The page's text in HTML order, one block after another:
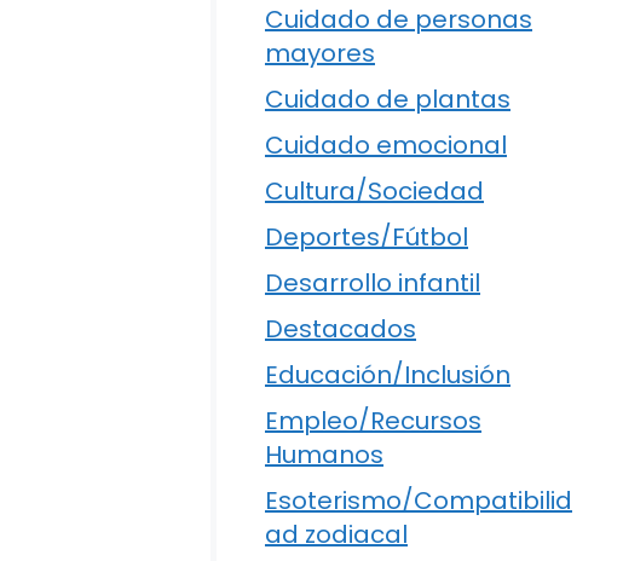
Cuidado de personas
mayores
Cuidado de plantas
Cuidado emocional
Cultura/Sociedad
Deportes/Fútbol
Desarrollo infantil
Destacados
Educación/Inclusión
Empleo/Recursos
Humanos
Esoterismo/Compatibilid
ad zodiacal